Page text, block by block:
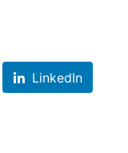
LinkedIn